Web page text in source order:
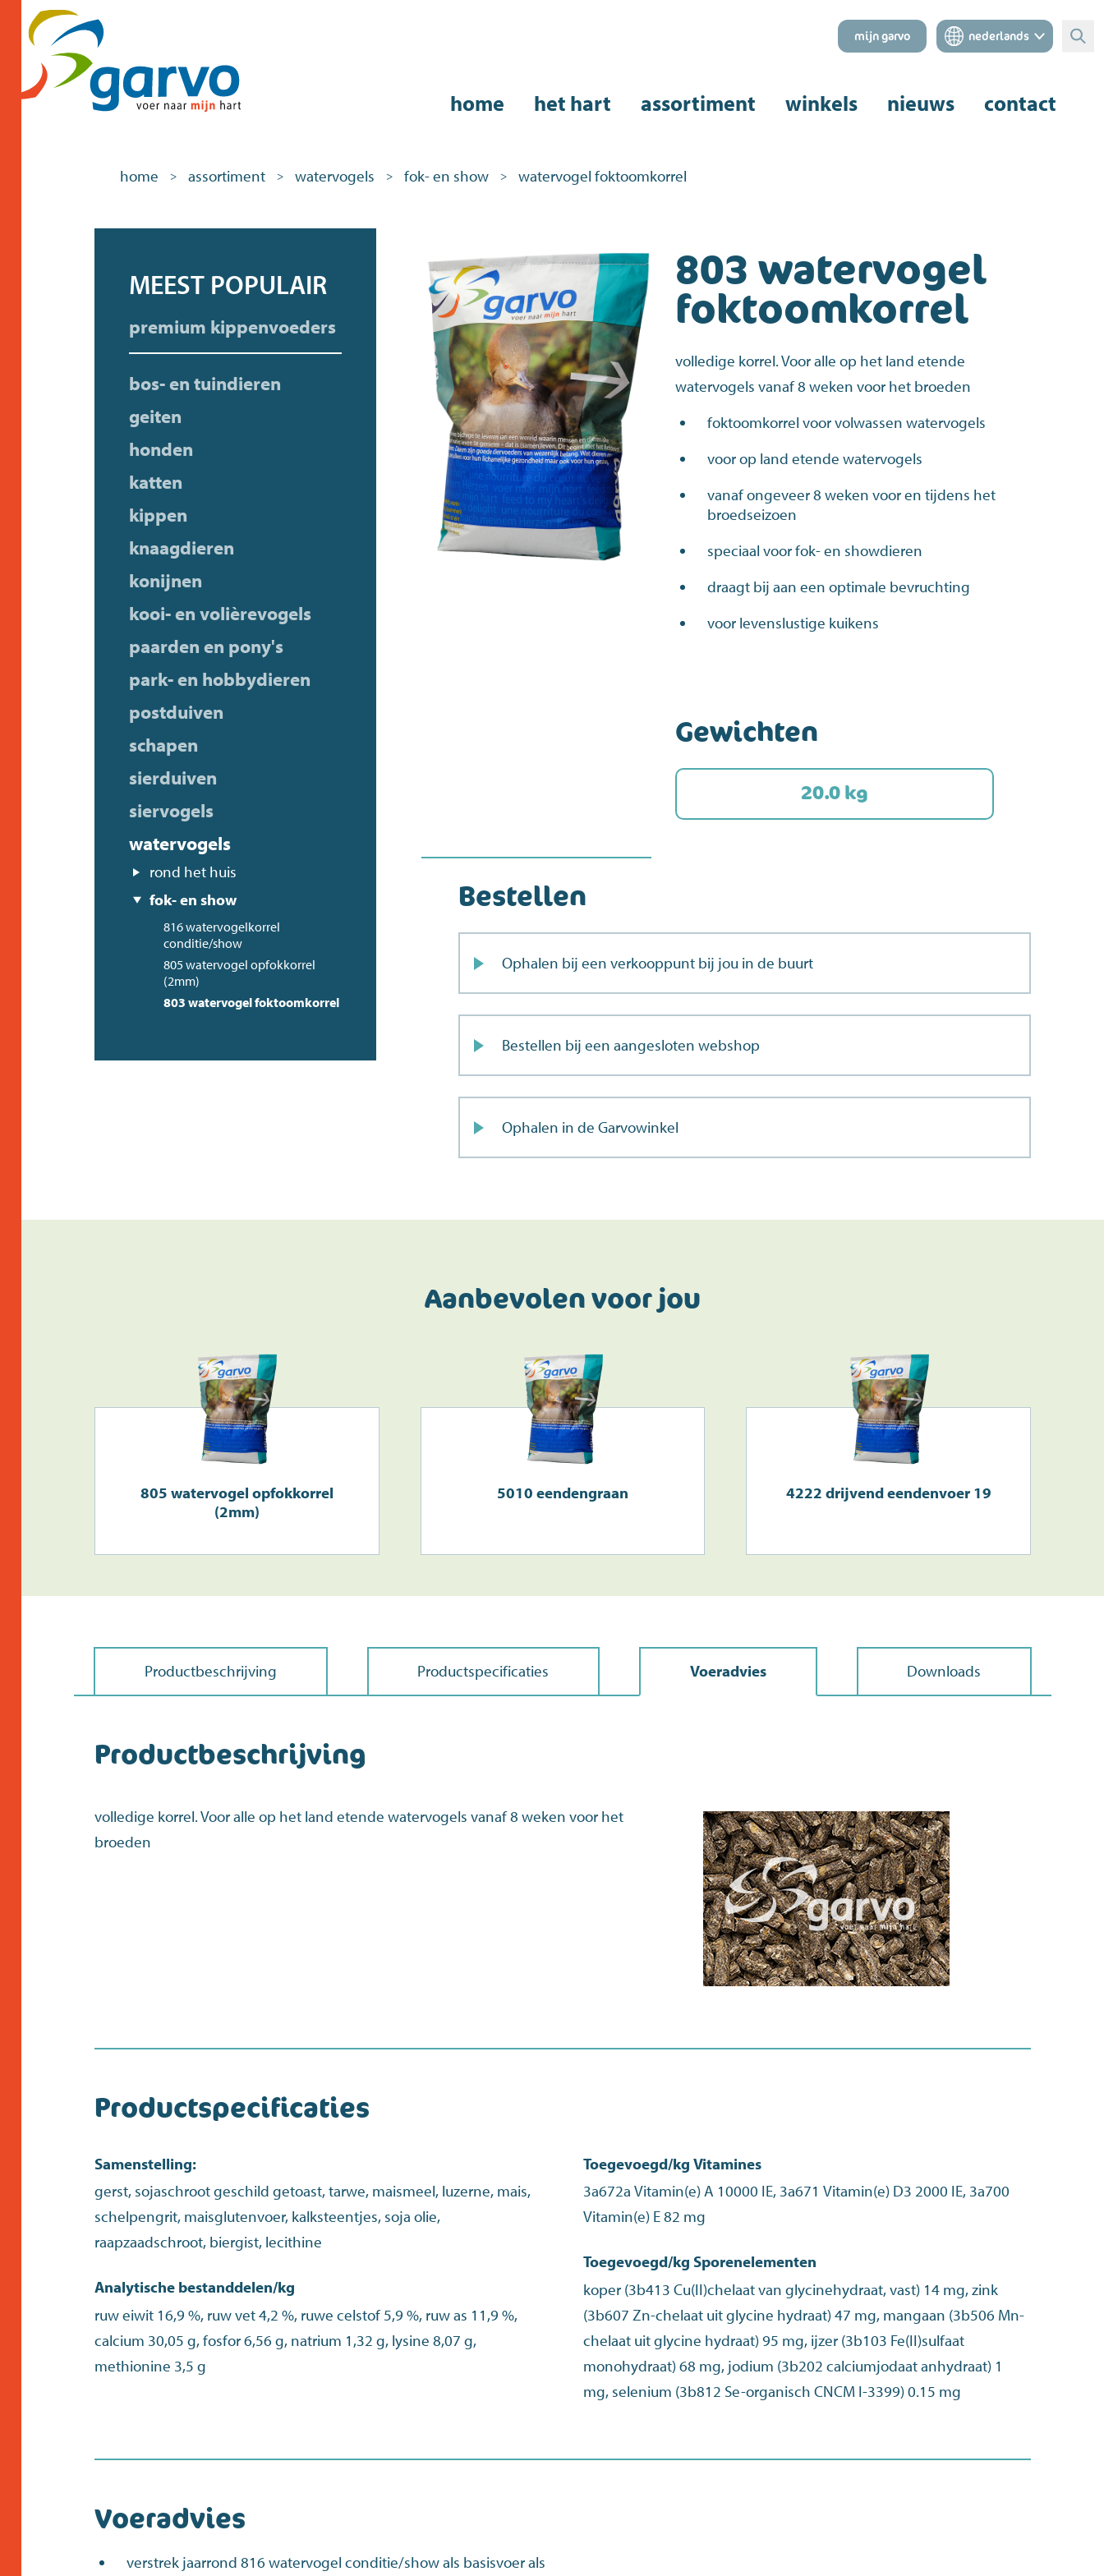
mijn garvo nederlands
home het hart assortiment winkels nieuws contact
home > assortiment > watervogels > fok- en show > watervogel foktoomkorrel
MEEST POPULAIR
premium kippenvoeders
bos- en tuindieren
geiten
honden
katten
kippen
knaagdieren
konijnen
kooi- en volièrevogels
paarden en pony's
park- en hobbydieren
postduiven
schapen
sierduiven
siervogels
watervogels
rond het huis
fok- en show
816 watervogelkorrel
conditie/show
805 watervogel opfokkorrel
(2mm)
803 watervogel foktoomkorrel
803 watervogel
foktoomkorrel
volledige korrel. Voor alle op het land etende
watervogels vanaf 8 weken voor het broeden
foktoomkorrel voor volwassen watervogels
voor op land etende watervogels
vanaf ongeveer 8 weken voor en tijdens het
broedseizoen
speciaal voor fok- en showdieren
draagt bij aan een optimale bevruchting
voor levenslustige kuikens
Gewichten
20.0 kg
Bestellen
Ophalen bij een verkooppunt bij jou in de buurt
Zoek>
Bestellen bij een aangesloten webshop
Ophalen in de Garvowinkel
Aanbevolen voor jou
805 watervogel opfokkorrel
(2mm)
5010 eendengraan 4222 drijvend eendenvoer 19
Productbeschrijving Productspecificaties Voeradvies Downloads
Productbeschrijving
volledige korrel. Voor alle op het land etende watervogels vanaf 8 weken voor het
broeden
Productspecificaties
Samenstelling:
gerst, sojaschroot geschild getoast, tarwe, maismeel, luzerne, mais,
schelpengrit, maisglutenvoer, kalksteentjes, soja olie,
raapzaadschroot, biergist, lecithine
Analytische bestanddelen/kg
ruw eiwit 16,9 %, ruw vet 4,2 %, ruwe celstof 5,9 %, ruw as 11,9 %,
calcium 30,05 g, fosfor 6,56 g, natrium 1,32 g, lysine 8,07 g,
methionine 3,5 g
Toegevoegd/kg Vitamines
3a672a Vitamin(e) A 10000 IE, 3a671 Vitamin(e) D3 2000 IE, 3a700
Vitamin(e) E 82 mg
Toegevoegd/kg Sporenelementen
koper (3b413 Cu(II)chelaat van glycinehydraat, vast) 14 mg, zink
(3b607 Zn-chelaat uit glycine hydraat) 47 mg, mangaan (3b506 Mn-
chelaat uit glycine hydraat) 95 mg, ijzer (3b103 Fe(II)sulfaat
monohydraat) 68 mg, jodium (3b202 calciumjodaat anhydraat) 1
mg, selenium (3b812 Se-organisch CNCM I-3399) 0.15 mg
Voeradvies
verstrek jaarrond 816 watervogel conditie/show als basisvoer als